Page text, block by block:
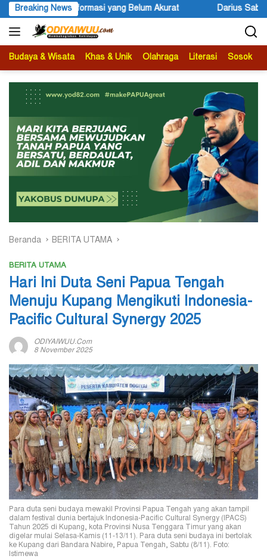
Langsung
ke
konten
Breaking News
yang Belum Akurat Darius Sabon Rain: 19 Finalis
Budaya & Wisata Khas & Unik Olahraga Literasi Sosok
Beranda BERITA UTAMA
BERITA UTAMA
Hari Ini Duta Seni Papua Tengah
Menuju Kupang Mengikuti Indonesia-
Pacific Cultural Synergy 2025
ODIYAIWUU.com
8 November 2025
Para duta seni budaya mewakil Provinsi Papua Tengah yang akan tampil
dalam festival dunia bertajuk Indonesia-Pacific Cultural Synergy (IPACS)
Tahun 2025 di Kupang, kota Provinsi Nusa Tenggara Timur yang akan
digelar mulai Selasa-Kamis (11-13/11). Para duta seni budaya ini bertolak
ke Kupang dari Bandara Nabire, Papua Tengah, Sabtu (8/11). Foto:
Istimewa